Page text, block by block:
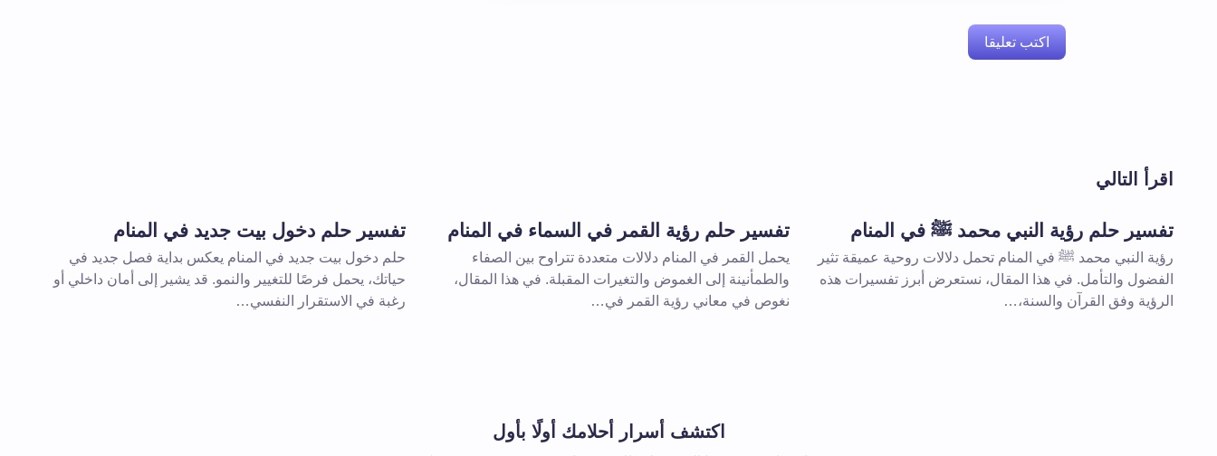
اكتب تعليقا
تعليقك *
اقرأ التالي
تفسير حلم رؤية النبي محمد ﷺ في المنام
رؤية النبي محمد ﷺ في المنام تحمل دلالات روحية عميقة تثير
الفضول والتأمل. في هذا المقال، نستعرض أبرز تفسيرات هذه
الرؤية وفق القرآن والسنة،…
تفسير حلم رؤية القمر في السماء في المنام
يحمل القمر في المنام دلالات متعددة تتراوح بين الصفاء
والطمأنينة إلى الغموض والتغيرات المقبلة. في هذا المقال،
نغوص في معاني رؤية القمر في…
تفسير حلم دخول بيت جديد في المنام
حلم دخول بيت جديد في المنام يعكس بداية فصل جديد في
حياتك، يحمل فرصًا للتغيير والنمو. قد يشير إلى أمان داخلي أو
رغبة في الاستقرار النفسي…
اكتشف أسرار أحلامك أولًا بأول